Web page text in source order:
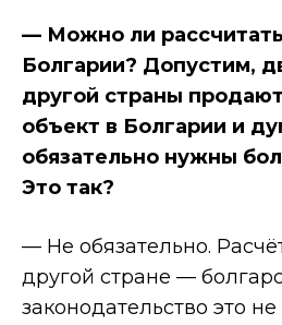
— Можно ли
Болгарии? Допустим,
другой страны
объект в Болгарии и
обязательно нужны
Это так?
— Не обязательно.
другой стране —
законодательство это